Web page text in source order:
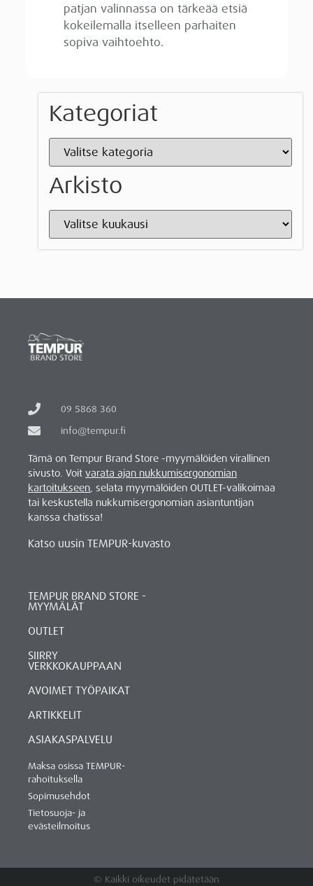
patjan valinnassa on tärkeää etsiä
kokeilemalla itselleen parhaiten
sopiva vaihtoehto.
Kategoriat
Arkisto
09 5868 360
info@tempur.fi
Tämä on Tempur Brand Store -myymälöiden virallinen
sivusto. Voit varata ajan nukkumisergonomian
kartoitukseen , selata myymälöiden OUTLET-valikoimaa
tai keskustella nukkumisergonomian asiantuntijan
kanssa chatissa!
Katso uusin TEMPUR-kuvasto
TEMPUR BRAND STORE -
MYYMÄLÄT
OUTLET
SIIRRY
VERKKOKAUPPAAN
AVOIMET TYÖPAIKAT
ARTIKKELIT
ASIAKASPALVELU
Maksa osissa TEMPUR-
rahoituksella
Sopimusehdot
Tietosuoja- ja
evästeilmoitus
© Kaikki oikeudet pidätetään